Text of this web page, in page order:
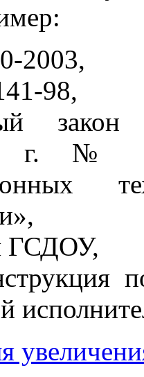
2003,
98,
г. №
ГСДОУ,